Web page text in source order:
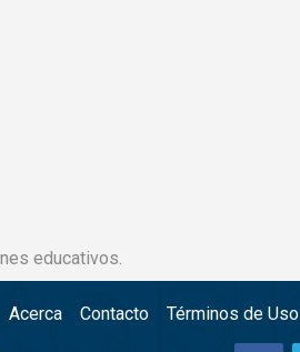
educativos.
Acerca Contacto Términos de Uso